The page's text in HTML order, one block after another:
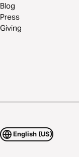
Blog
Press
Giving
English (US)